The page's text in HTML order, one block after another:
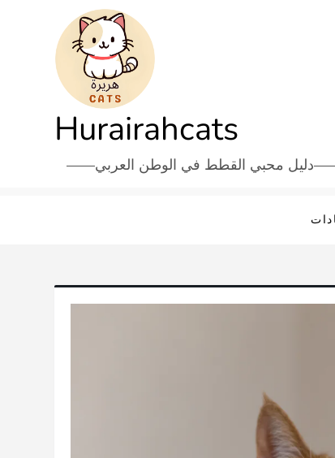
Hurairahcats
دليل محبي القطط في الوطن العربي